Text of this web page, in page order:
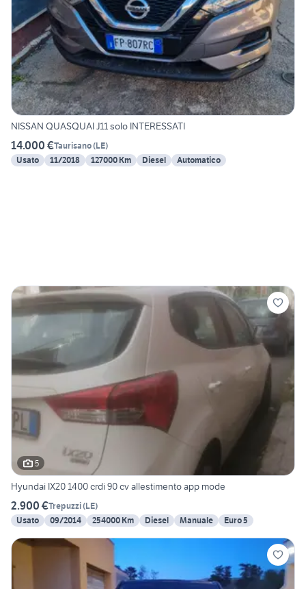
NISSAN QUASQUAI J11 solo INTERESSATI
14.000 €Taurisano(LE)
Usato
11/2018 127000 Km Diesel Automatico
5
Hyundai IX20 1400 crdi 90 cv allestimento app mode
2.900 €Trepuzzi(LE)
Usato
09/2014 254000 Km Diesel Manuale Euro 5